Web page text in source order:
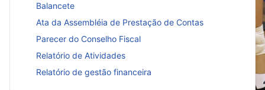
Balancete
Ata da Assembléia de Prestação de Contas
Parecer do Conselho Fiscal
Relatório de Atividades
Relatório de gestão financeira